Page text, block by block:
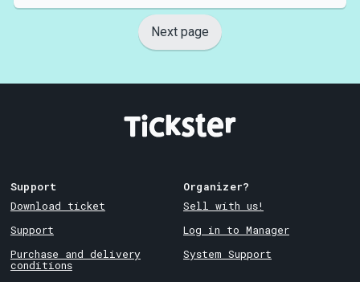
Next page
Support
Download ticket
Support
Purchase and delivery
conditions
Organizer?
Sell with us!
Log in to Manager
System Support